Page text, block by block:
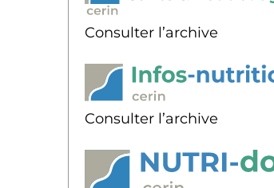
Consulter l’archive
Consulter l’archive